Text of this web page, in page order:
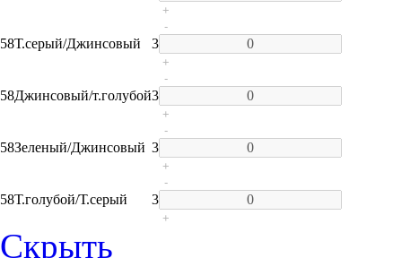
+
58Т.серый/Джинсовый 3
-
+
58Джинсовый/т.голубой3
-
+
58Зеленый/Джинсовый 3
-
+
58Т.голубой/Т.серый 3
-
+
Скрыть